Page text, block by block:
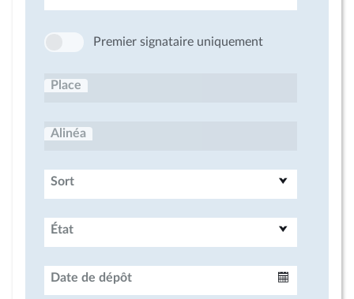
Premier signataire uniquement
Place
Alinéa
Sort
État
Date de dépôt